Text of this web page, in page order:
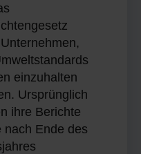
einzuhalten
Ursprünglich
ihre Berichte
nach Ende des